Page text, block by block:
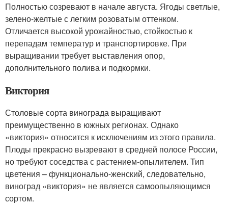
Полностью созревают в начале августа. Ягоды светлые,
зелено-желтые с легким розоватым оттенком.
Отличается высокой урожайностью, стойкостью к
перепадам температур и транспортировке. При
выращивании требует выставления опор,
дополнительного полива и подкормки.
Виктория
Столовые сорта винограда выращивают
преимущественно в южных регионах. Однако
«виктория» относится к исключениям из этого правила.
Плоды прекрасно вызревают в средней полосе России,
но требуют соседства с растением-опылителем. Тип
цветения – функционально-женский, следовательно,
виноград «виктория» не является самоопыляющимся
сортом.